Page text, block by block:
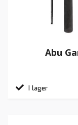
Abu
I lager